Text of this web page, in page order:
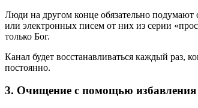
Люди на другом конце обязательно
или электронных писем от них из серии
только Бог.
Канал будет восстанавливаться каждый раз,
постоянно.
3. Очищение с помощью избавления